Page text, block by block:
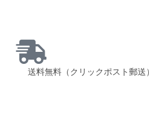
送料無料（クリックポスト郵送）